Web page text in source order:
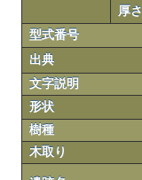
厚さ
型式番号
出典
文字説明
形状
樹種
木取り